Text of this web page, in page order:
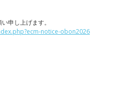
申し上げます。
notice-obon2026